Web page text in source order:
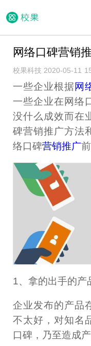
网络口碑营销
校果科技 2020-05-11
一些企业根据网
一些企业在网络
没什么成效而在
碑营销推广方法
络口碑营销推广
1、拿的出手的产
企业发布的产品
不太好，对知名
口碑，乃至造成